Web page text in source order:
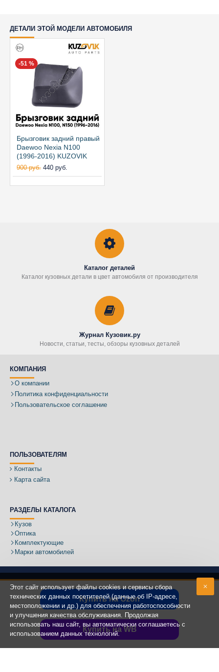
Купить на Ozon
Купить на WB
ДЕТАЛИ ЭТОЙ МОДЕЛИ АВТОМОБИЛЯ
-51 %
Брызговик задний правый
Daewoo Nexia N100
(1996-2016) KUZOVIK
900 руб. 440 руб.
Каталог деталей
Каталог кузовных детали в цвет автомобиля от производителя
Журнал Кузовик.ру
Новости, статьи, тесты, обзоры кузовных деталей
КОМПАНИЯ
О компании
Политика конфиденциальности
Пользовательское соглашение
ПОЛЬЗОВАТЕЛЯМ
Контакты
Карта сайта
РАЗДЕЛЫ КАТАЛОГА
Кузов
Оптика
Комплектующие
Марки автомобилей
Адрес:
Copyright ©2020 - 2025КУЗОВИК.РУ
Этот сайт использует файлы cookies и сервисы сбора
технических данных посетителей (данные об IP-адресе,
местоположении и др.) для обеспечения работоспособности
и улучшения качества обслуживания. Продолжая
использовать наш сайт, вы автоматически соглашаетесь с
использованием данных технологий.